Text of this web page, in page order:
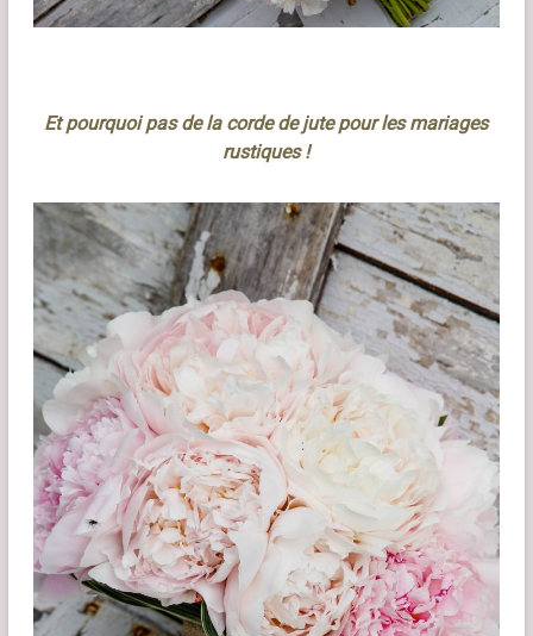
Et pourquoi pas de la corde de jute pour les mariages
rustiques !